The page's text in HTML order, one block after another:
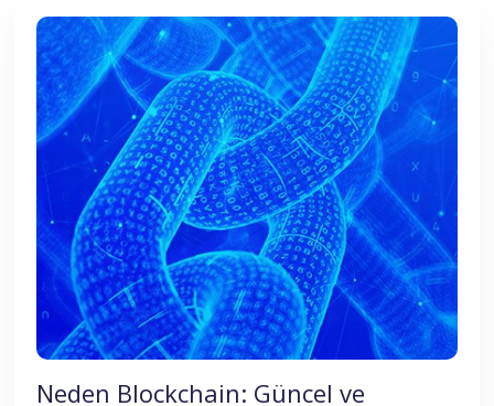
Neden Blockchain: Güncel ve